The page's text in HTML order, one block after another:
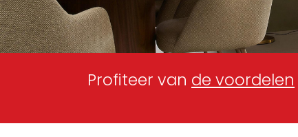
Profiteer van de voordelen